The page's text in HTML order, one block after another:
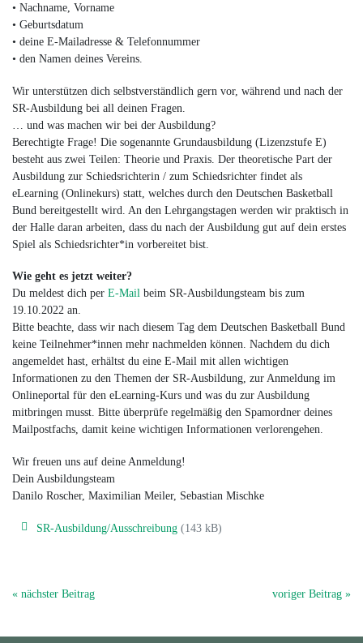
• Nachname, Vorname
• Geburtsdatum
• deine E-Mailadresse & Telefonnummer
• den Namen deines Vereins.
Wir unterstützen dich selbstverständlich gern vor, während und nach der
SR-Ausbildung bei all deinen Fragen.
… und was machen wir bei der Ausbildung?
Berechtigte Frage! Die sogenannte Grundausbildung (Lizenzstufe E)
besteht aus zwei Teilen: Theorie und Praxis. Der theoretische Part der
Ausbildung zur Schiedsrichterin / zum Schiedsrichter findet als
eLearning (Onlinekurs) statt, welches durch den Deutschen Basketball
Bund bereitgestellt wird. An den Lehrgangstagen werden wir praktisch in
der Halle daran arbeiten, dass du nach der Ausbildung gut auf dein erstes
Spiel als Schiedsrichter*in vorbereitet bist.
Wie geht es jetzt weiter?
Du meldest dich per E-Mail beim SR-Ausbildungsteam bis zum
19.10.2022 an.
Bitte beachte, dass wir nach diesem Tag dem Deutschen Basketball Bund
keine Teilnehmer*innen mehr nachmelden können. Nachdem du dich
angemeldet hast, erhältst du eine E-Mail mit allen wichtigen
Informationen zu den Themen der SR-Ausbildung, zur Anmeldung im
Onlineportal für den eLearning-Kurs und was du zur Ausbildung
mitbringen musst. Bitte überprüfe regelmäßig den Spamordner deines
Mailpostfachs, damit keine wichtigen Informationen verlorengehen.
Wir freuen uns auf deine Anmeldung!
Dein Ausbildungsteam
Danilo Roscher, Maximilian Meiler, Sebastian Mischke
SR-Ausbildung/Ausschreibung (143 kB)
« nächster Beitrag voriger Beitrag »